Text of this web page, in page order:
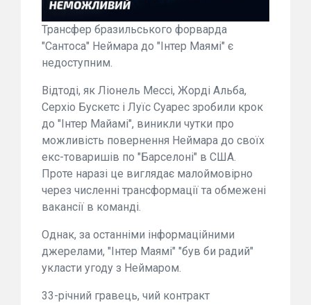
Трансфер бразильського форварда
"Сантоса" Неймара до "Інтер Маямі" є
недоступним.
Відтоді, як Ліонель Мессі, Жорді Альба,
Серхіо Бускетс і Луїс Суарес зробили крок
до "Інтер Майамі", виникли чутки про
можливість повернення Неймара до своїх
екс-товаришів по "Барселоні" в США.
Проте наразі це виглядає малоймовірно
через численні трансформації та обмежені
вакансії в команді.
Однак, за останніми інформаційними
джерелами, "Інтер Маямі" "був би радий"
укласти угоду з Неймаром.
33-річний гравець, чий контракт